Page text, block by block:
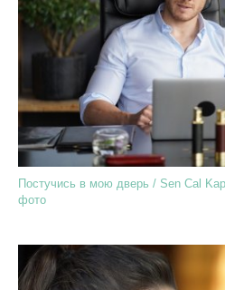
Постучись в мою дверь / Sen Cal
фото